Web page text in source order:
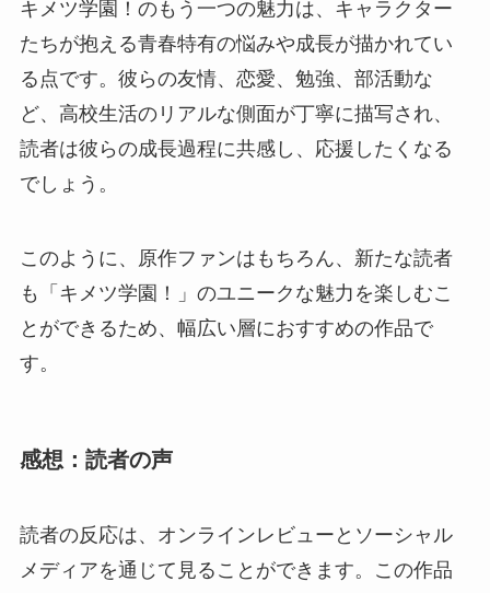
キメツ学園！のもう一つの魅力は、キャラクター
たちが抱える青春特有の悩みや成長が描かれてい
る点です。彼らの友情、恋愛、勉強、部活動な
ど、高校生活のリアルな側面が丁寧に描写され、
読者は彼らの成長過程に共感し、応援したくなる
でしょう。
このように、原作ファンはもちろん、新たな読者
も「キメツ学園！」のユニークな魅力を楽しむこ
とができるため、幅広い層におすすめの作品で
す。
感想：読者の声
読者の反応は、オンラインレビューとソーシャル
メディアを通じて見ることができます。この作品